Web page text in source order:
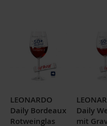
LEONARDO
Daily Bordeaux
Rotweinglas
Daily
mit